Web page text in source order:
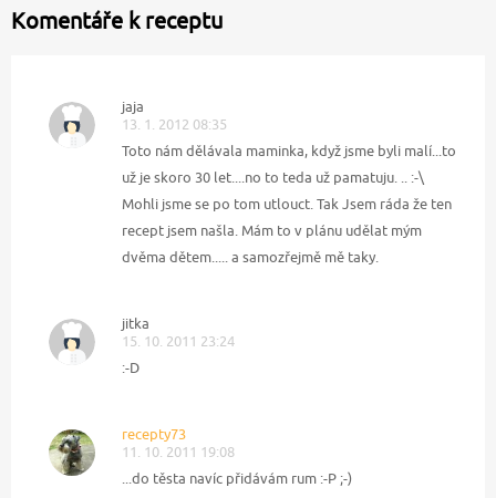
Komentáře k receptu
jaja
13. 1. 2012 08:35
Toto nám dělávala maminka, když jsme byli malí...to
už je skoro 30 let....no to teda už pamatuju. .. :-\
Mohli jsme se po tom utlouct. Tak Jsem ráda že ten
recept jsem našla. Mám to v plánu udělat mým
dvěma dětem..... a samozřejmě mě taky.
jitka
15. 10. 2011 23:24
:-D
recepty73
11. 10. 2011 19:08
...do těsta navíc přidávám rum :-P ;-)